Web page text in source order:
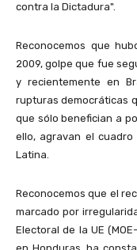
contra la Dictadura".
Reconocemos que
2009, golpe que fue
y recientemente en
rupturas democráticas
que sólo benefician a
ello, agravan el
Latina.
Reconocemos que el
marcado por
Electoral de la UE